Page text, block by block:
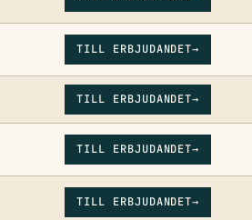
TILL ERBJUDANDET→
TILL ERBJUDANDET→
TILL ERBJUDANDET→
TILL ERBJUDANDET→